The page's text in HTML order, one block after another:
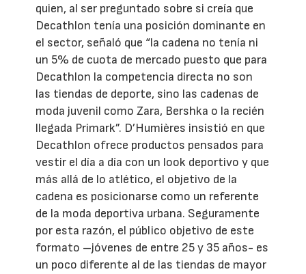
quien, al ser preguntado sobre si creía que
Decathlon tenía una posición dominante en
el sector, señaló que “la cadena no tenía ni
un 5% de cuota de mercado puesto que para
Decathlon la competencia directa no son
las tiendas de deporte, sino las cadenas de
moda juvenil como Zara, Bershka o la recién
llegada Primark”. D’Humières insistió en que
Decathlon ofrece productos pensados para
vestir el día a día con un look deportivo y que
más allá de lo atlético, el objetivo de la
cadena es posicionarse como un referente
de la moda deportiva urbana. Seguramente
por esta razón, el público objetivo de este
formato –jóvenes de entre 25 y 35 años- es
un poco diferente al de las tiendas de mayor